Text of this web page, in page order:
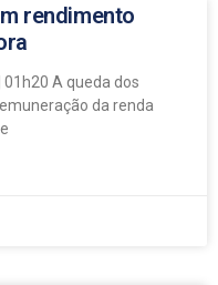
rendimento
01h20 A queda dos
da renda